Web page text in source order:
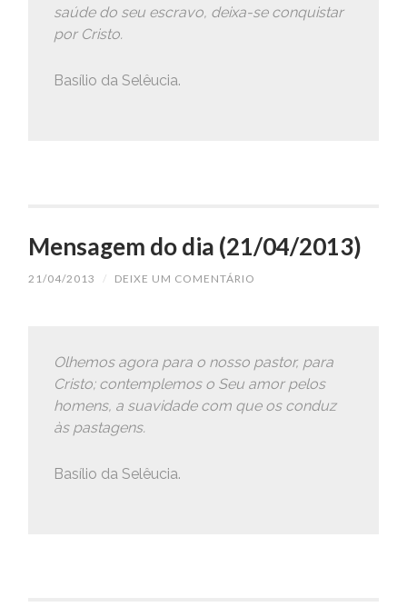
saúde do seu escravo, deixa-se conquistar
por Cristo.
Basílio da Selêucia.
Mensagem do dia (21/04/2013)
21/04/2013 / DEIXE UM COMENTÁRIO
Olhemos agora para o nosso pastor, para
Cristo; contemplemos o Seu amor pelos
homens, a suavidade com que os conduz
às pastagens.
Basílio da Selêucia.